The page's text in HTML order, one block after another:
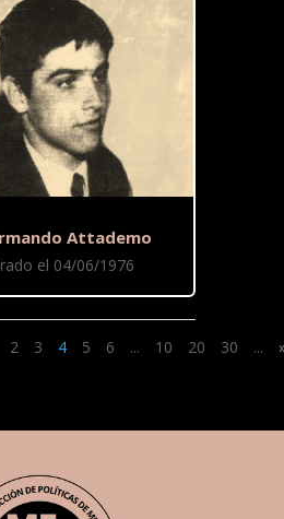
Attademo
el 04/06/1976
2 3 4 5 6 ... 10 20 30 ...